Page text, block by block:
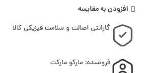
افزودن به مقایسه
گارانتی اصالت و سلامت فیزیکی کالا
فروشنده: مارکو مارکت